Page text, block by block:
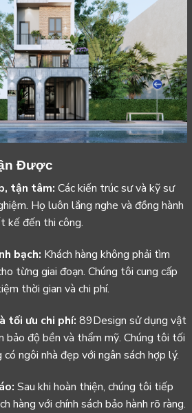
Được
tận tâm: Các kiến trúc sư và kỹ sư
Họ luôn lắng nghe và đồng hành
kế đến thi công.
bạch: Khách hàng không phải tìm
từng giai đoạn. Chúng tôi cung cấp
thời gian và chi phí.
tối ưu chi phí: 89Design sử dụng vật
bảo độ bền và thẩm mỹ. Chúng tôi tối
có ngôi nhà đẹp với ngân sách hợp lý.
Sau khi hoàn thiện, chúng tôi tiếp
hàng với chính sách bảo hành rõ ràng.